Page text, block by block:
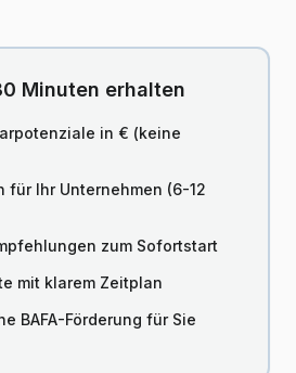
Minuten erhalten
in € (keine
für Ihr Unternehmen (6-12
zum Sofortstart
mit klarem Zeitplan
BAFA-Förderung für Sie